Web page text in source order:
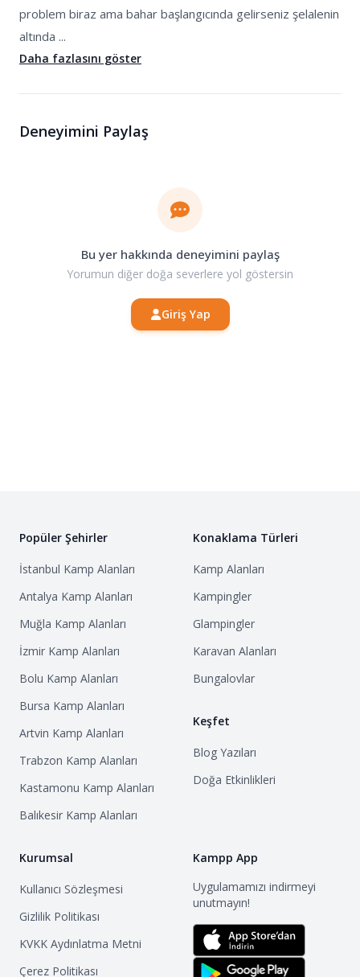
problem biraz ama bahar başlangıcında gelirseniz şelalenin
altında ...
Daha fazlasını göster
Deneyimini Paylaş
Bu yer hakkında deneyimini paylaş
Yorumun diğer doğa severlere yol göstersin
Giriş Yap
Popüler Şehirler
İstanbul Kamp Alanları
Antalya Kamp Alanları
Muğla Kamp Alanları
İzmir Kamp Alanları
Bolu Kamp Alanları
Bursa Kamp Alanları
Artvin Kamp Alanları
Trabzon Kamp Alanları
Kastamonu Kamp Alanları
Balıkesir Kamp Alanları
Konaklama Türleri
Kamp Alanları
Kampingler
Glampingler
Karavan Alanları
Bungalovlar
Keşfet
Blog Yazıları
Doğa Etkinlikleri
Kurumsal
Kullanıcı Sözleşmesi
Gizlilik Politikası
KVKK Aydınlatma Metni
Çerez Politikası
Kampp App
Uygulamamızı indirmeyi
unutmayın!